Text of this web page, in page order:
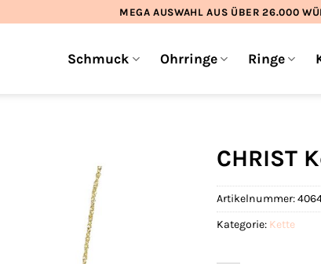
MEGA AUSWAHL AUS ÜBER 26.000
Schmuck Ohrringe Ringe
CHRIST
Artikelnummer:
Kategorie: Kette